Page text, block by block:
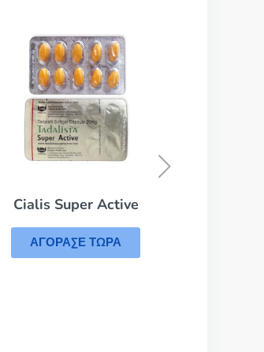
Viagra